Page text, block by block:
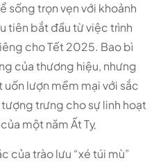
sống trọn vẹn với khoảnh
tiên bắt đầu từ việc trình
cho Tết 2025. Bao bì
của thương hiệu, nhưng
lượn mềm mại với sắc
trưng cho sự linh hoạt
một năm Ất Tỵ
của trào lưu “xé túi mù”